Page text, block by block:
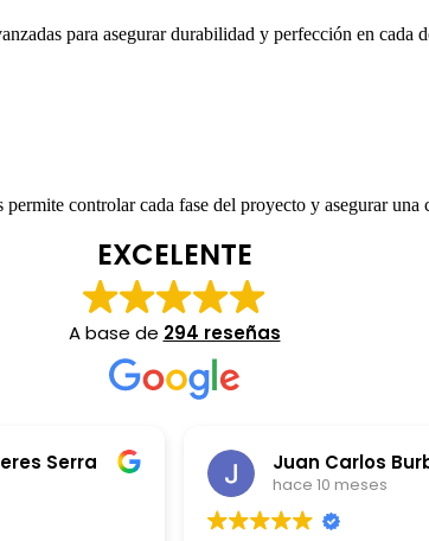
para asegurar durabilidad y perfección en cada
controlar cada fase del proyecto y asegurar una
EXCELENTE
A base de 294 reseñas
Serra
hace 10 meses